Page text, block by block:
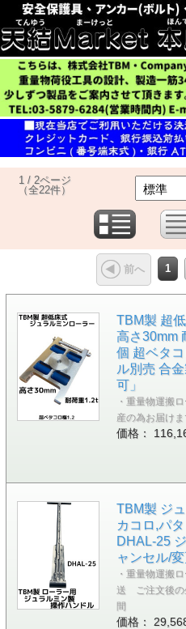
1 / 2ページ
（全22件）
前へ 1
TBM製 超
高さ30mm
個 超ベタ
ル別売 合
可」
・重量物運搬
産の為お届け
価格：
TBM製 ジ
カコロ,パ
DHAL-25
ャンセル/変
・重量物運搬
送 ご注文後の
間
価格：